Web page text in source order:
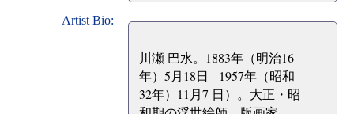
Artist Bio:
川瀬 巴水。1883年（明治16
年）5月18日 - 1957年（昭和
32年）11月7 日）。大正・昭